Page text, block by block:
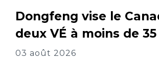
Dongfeng vise le
deux VÉ à moins de
03 août 2026